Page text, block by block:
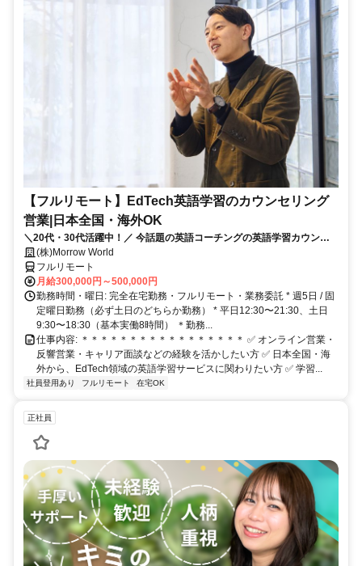
【フルリモート】EdTech英語学習のカウンセリング
営業|日本全国・海外OK
＼20代・30代活躍中！／ 今話題の英語コーチングの英語学習カウンセ
ラー✨ 全国・海外どこからでも応募・勤務可能◎
(株)Morrow World
フルリモート
月給300,000円～500,000円
勤務時間・曜日: 完全在宅勤務・フルリモート・業務委託 * 週5日 / 固
定曜日勤務（必ず土日のどちらか勤務） * 平日12:30〜21:30、土日
9:30〜18:30（基本実働8時間） ＊勤務...
仕事内容: ＊＊＊＊＊＊＊＊＊＊＊＊＊＊＊＊＊ ✅ オンライン営業・
反響営業・キャリア面談などの経験を活かしたい方 ✅ 日本全国・海
外から、EdTech領域の英語学習サービスに関わりたい方 ✅ 学習...
社員登用あり フルリモート 在宅OK
正社員